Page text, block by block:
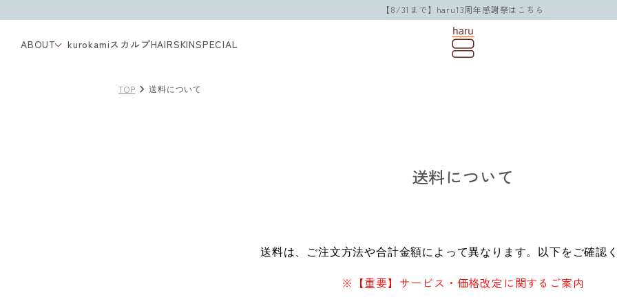
【8/31まで】haru13周年感謝祭はこちら
ABOUT kurokamiスカルプHAIRSKINSPECIAL
TOP 送料について
送料について
送料は、ご注文方法や合計金額によって異なります。以下をご確認く
※【重要】サービス・価格改定に関するご案内